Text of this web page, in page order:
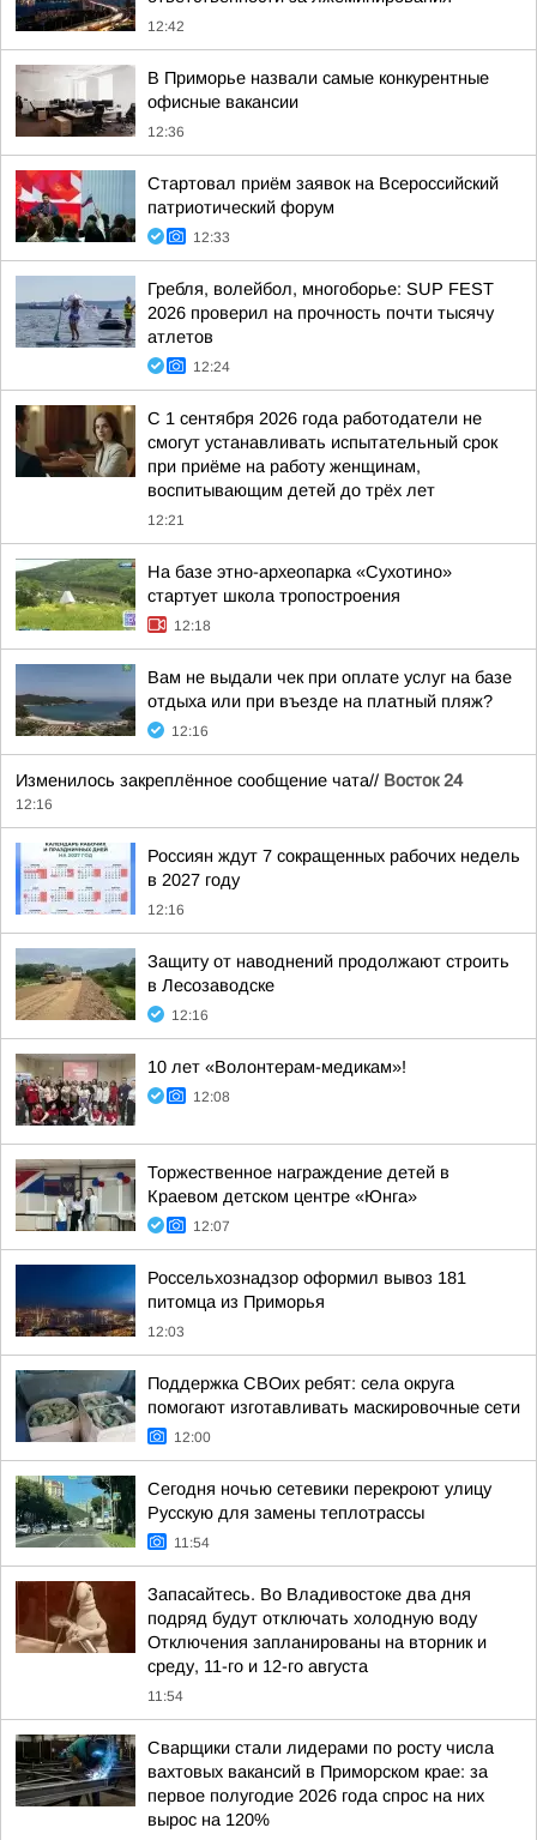
12:42
В Приморье назвали самые конкурентные
офисные вакансии
12:36
Стартовал приём заявок на Всероссийский
патриотический форум
12:33
Гребля, волейбол, многоборье: SUP FEST
2026 проверил на прочность почти тысячу
атлетов
12:24
С 1 сентября 2026 года работодатели не
смогут устанавливать испытательный срок
при приёме на работу женщинам,
воспитывающим детей до трёх лет
12:21
На базе этно-археопарка «Сухотино»
стартует школа тропостроения
12:18
Вам не выдали чек при оплате услуг на базе
отдыха или при въезде на платный пляж?
12:16
Изменилось закреплённое сообщение чата// Восток 24
12:16
Россиян ждут 7 сокращенных рабочих недель
в 2027 году
12:16
Защиту от наводнений продолжают строить
в Лесозаводске
12:16
10 лет «Волонтерам-медикам»!
12:08
Торжественное награждение детей в
Краевом детском центре «Юнга»
12:07
Россельхознадзор оформил вывоз 181
питомца из Приморья
12:03
Поддержка СВОих ребят: села округа
помогают изготавливать маскировочные сети
12:00
Сегодня ночью сетевики перекроют улицу
Русскую для замены теплотрассы
11:54
Запасайтесь. Во Владивостоке два дня
подряд будут отключать холодную воду
Отключения запланированы на вторник и
среду, 11-го и 12-го августа
11:54
Сварщики стали лидерами по росту числа
вахтовых вакансий в Приморском крае: за
первое полугодие 2026 года спрос на них
вырос на 120%